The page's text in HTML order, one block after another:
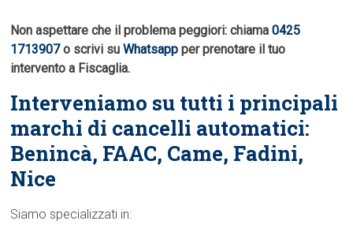
Non aspettare che il problema peggiori: chiama0425
1713907o scrivi suWhatsapp per prenotare il tuo
intervento a Fiscaglia.
Interveniamo su tutti i principali
marchi di cancelli automatici:
Benincà, FAAC, Came, Fadini,
Nice
Siamo specializzati in: